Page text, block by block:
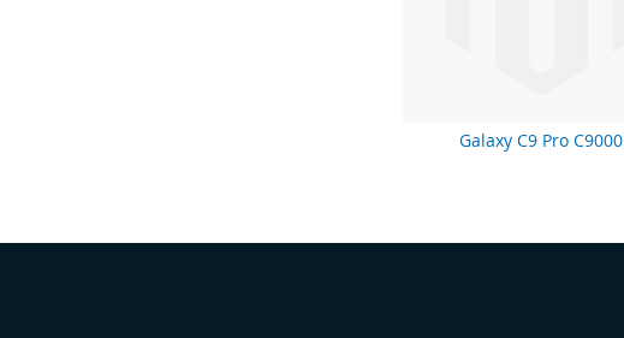
Galaxy C9 Pro C9000